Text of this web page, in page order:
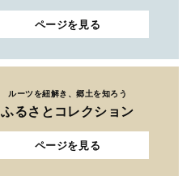
ページを見る
ルーツを紐解き、郷土を知ろう
ふるさとコレクション
ページを見る